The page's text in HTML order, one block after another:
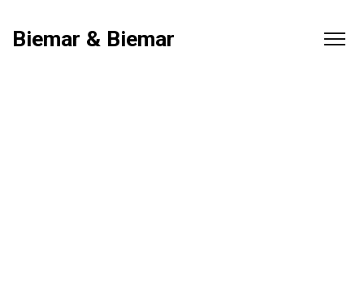
Biemar & Biemar